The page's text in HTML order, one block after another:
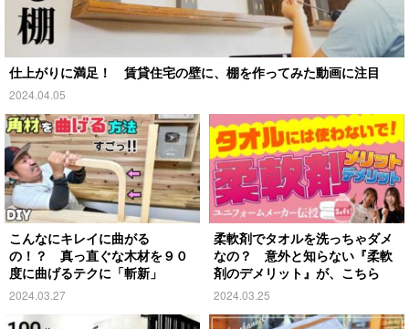
仕上がりに満足！ 賃貸住宅の壁に、棚を作ってみた動画に注目
2024.04.05
こんなにキレイに曲がる
の！？ 真っ直ぐな木材を９０
度に曲げるテクに「斬新」
2024.03.27
柔軟剤でタオルを洗っちゃダメ
なの？ 意外と知らない『柔軟
剤のデメリット』が、こちら
2024.03.25